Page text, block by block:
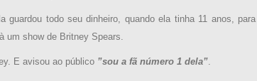
todo seu dinheiro, quando ela tinha 11 anos,
um show de Britney Spears.
E avisou ao público ”sou a fã número 1 dela”.